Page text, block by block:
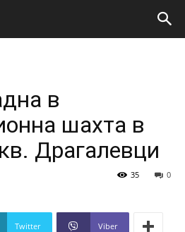
в
шахта в
Драгалевци
0
35
Twitter Viber